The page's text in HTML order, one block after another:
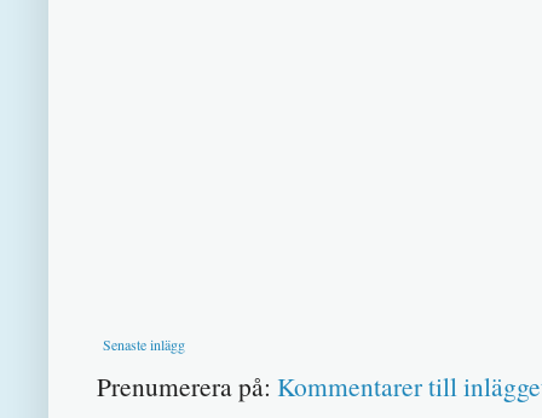
Senaste inlägg
Prenumerera på: Kommentarer till